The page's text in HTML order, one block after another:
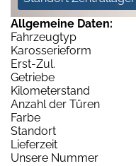
Allgemeine Daten:
Fahrzeugtyp
Karosserieform
Erst-Zul.
Getriebe
Kilometerstand
Anzahl der Türen
Farbe
Standort
Lieferzeit
Unsere Nummer